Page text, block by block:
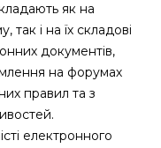
як на
так і на їх складові
документів,
на форумах
правил та з
електронного